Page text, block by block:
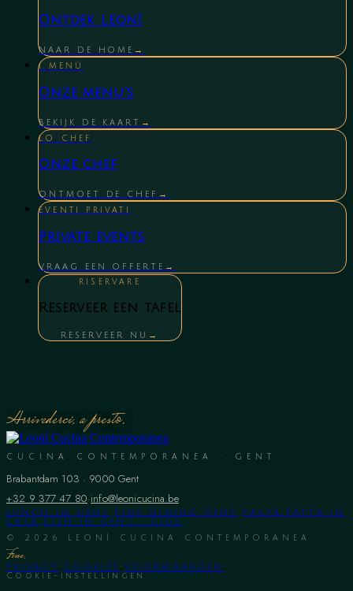
Ontdek Leonì
NAAR DE HOME →
I MENÙ
Onze menu's
BEKIJK DE KAART →
LO CHEF
Onze chef
ONTMOET DE CHEF →
EVENTI PRIVATI
Private events
VRAAG EEN OFFERTE →
RISERVARE
Reserveer een tafel
RESERVEER NU →
Arrivederci, a presto.
CUCINA CONTEMPORANEA · GENT
Brabantdam 103 · 9000 Gent
+32 9 377 47 80·info@leonicucina.be
LUNCH IN GENT · FINE DINING GENT · PASTA FATTA IN
CASA · ETEN IN GENT · GIDS
© 2026 LEONÌ CUCINA CONTEMPORANEA
Fine.
PRIVACY · COOKIES · VOORWAARDEN
·
Cookie-instellingen